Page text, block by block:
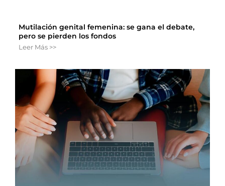
Mutilación genital femenina: se gana el debate,
pero se pierden los fondos
Leer Más >>